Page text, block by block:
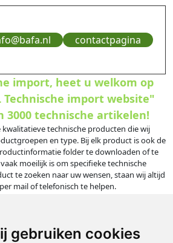
gebruiken cookies
contactpagina
import, heet u welkom op
Technische import website"
3000 technische artikelen!
technische producten die wij
en type. Bij elk product is ook de
folder te downloaden of te
moeilijk is om specifieke technische
te zoeken naar uw wensen, staan wij altijd
mail of telefonisch te helpen.